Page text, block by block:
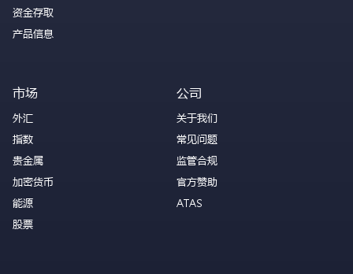
资金存取
产品信息
市场
外汇
指数
贵金属
加密货币
能源
股票
公司
关于我们
常见问题
监管合规
官方赞助
ATAS